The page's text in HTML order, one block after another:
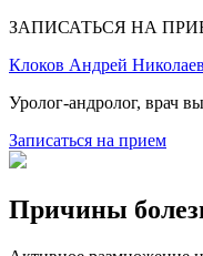
ЗАПИСАТЬСЯ НА
Клоков Андрей
Уролог-андролог, врач
Записаться на прием
Причины